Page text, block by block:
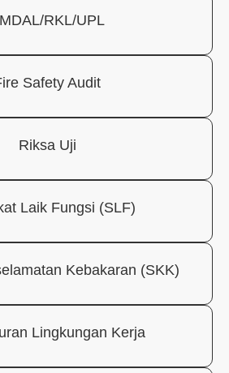
RKL/UPL
Safety Audit
Riksa Uji
Laik Fungsi (SLF)
Kebakaran (SKK)
Lingkungan Kerja